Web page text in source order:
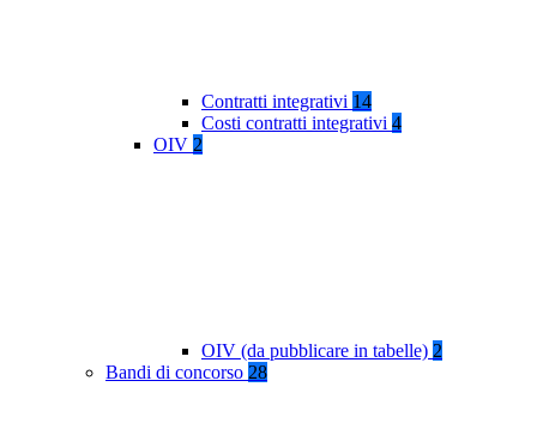
Contratti integrativi 14
Costi contratti integrativi 4
OIV 2
OIV (da pubblicare in tabelle) 2
Bandi di concorso 28